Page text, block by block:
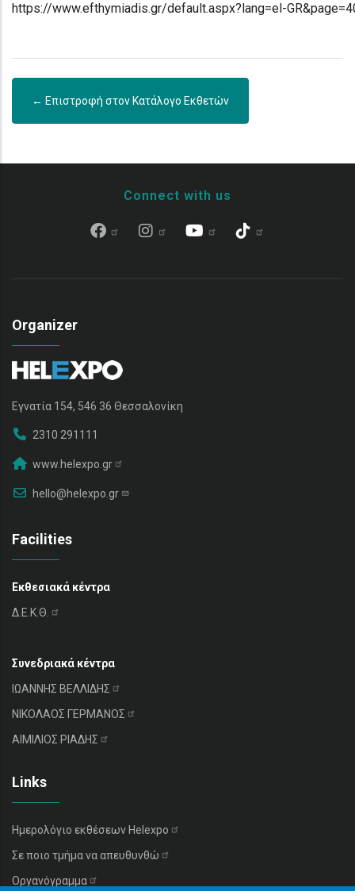
https://www.efthymiadis.gr/default.aspx?lang=el-
← Επιστροφή στον Κατάλογο Εκθετών
Connect with us
Organizer
Εγνατία 154, 546 36 Θεσσαλονίκη
2310 291111
www.helexpo.gr
hello@helexpo.gr
Facilities
Εκθεσιακά κέντρα
Δ.Ε.Κ.Θ.
Συνεδριακά κέντρα
ΙΩΑΝΝΗΣ ΒΕΛΛΙΔΗΣ
ΝΙΚΟΛΑΟΣ ΓΕΡΜΑΝΟΣ
ΑΙΜΙΛΙΟΣ ΡΙΑΔΗΣ
Links
Ημερολόγιο εκθέσεων Helexpo
Σε ποιο τμήμα νααπευθυνθώ
Οργανόγραμμα